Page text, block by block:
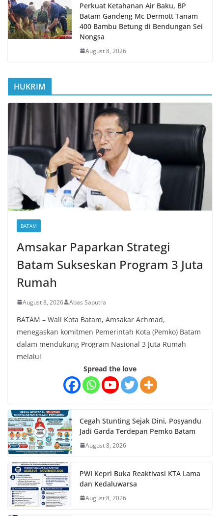
Perkuat Ketahanan Air Baku, BP
Batam Gandeng Mc Dermott Tanam
400 Bambu Betung di Bendungan Sei
Nongsa
August 8, 2026
HUKRIM
BATAM
Amsakar Paparkan Strategi
Batam Sukseskan Program 3 Juta
Rumah
August 8, 2026 Abas Saputra
BATAM – Wali Kota Batam, Amsakar Achmad,
menegaskan komitmen Pemerintah Kota (Pemko) Batam
dalam mendukung Program Nasional 3 Juta Rumah
melalui
Spread the love
Cegah Stunting Sejak Dini, Posyandu
Jadi Garda Terdepan Pemko Batam
August 8, 2026
PWI Kepri Buka Reaktivasi KTA Lama
dan Kedaluwarsa
August 8, 2026